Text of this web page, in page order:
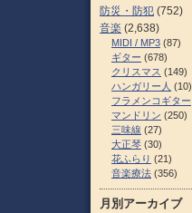
防災・防犯 (752)
音楽 (2,638)
MIDI / MP3 (87)
ギター (678)
クリスマス (149)
ハンガリー人 (10)
フラメンコギター
マンドリン (250)
三味線 (27)
大正琴 (30)
花ふらり (21)
音楽療法 (356)
月別アーカイブ